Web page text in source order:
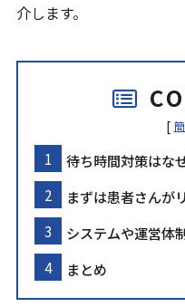
介します。
[
待ち時間対策はな
まずは患者さんが
システムや運営体
まとめ